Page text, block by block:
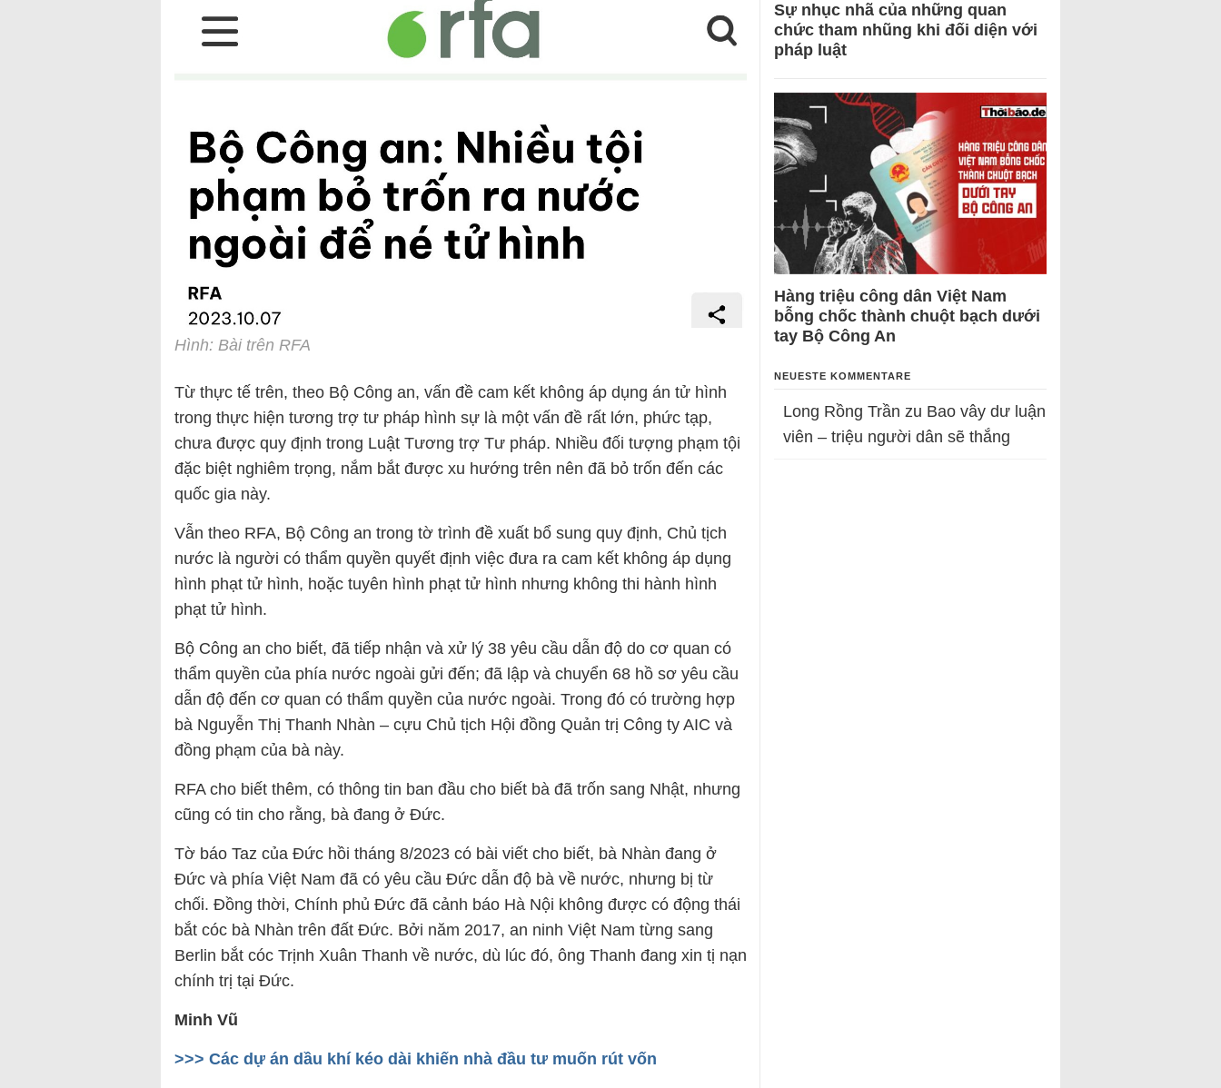
Hình: Bài trên RFA
Từ thực tế trên, theo Bộ Công an, vấn đề cam kết không áp dụng án tử hình
trong thực hiện tương trợ tư pháp hình sự là một vấn đề rất lớn, phức tạp,
chưa được quy định trong Luật Tương trợ Tư pháp. Nhiều đối tượng phạm tội
đặc biệt nghiêm trọng, nắm bắt được xu hướng trên nên đã bỏ trốn đến các
quốc gia này.
Vẫn theo RFA, Bộ Công an trong tờ trình đề xuất bổ sung quy định, Chủ tịch
nước là người có thẩm quyền quyết định việc đưa ra cam kết không áp dụng
hình phạt tử hình, hoặc tuyên hình phạt tử hình nhưng không thi hành hình
phạt tử hình.
Bộ Công an cho biết, đã tiếp nhận và xử lý 38 yêu cầu dẫn độ do cơ quan có
thẩm quyền của phía nước ngoài gửi đến; đã lập và chuyển 68 hồ sơ yêu cầu
dẫn độ đến cơ quan có thẩm quyền của nước ngoài. Trong đó có trường hợp
bà Nguyễn Thị Thanh Nhàn – cựu Chủ tịch Hội đồng Quản trị Công ty AIC và
đồng phạm của bà này.
RFA cho biết thêm, có thông tin ban đầu cho biết bà đã trốn sang Nhật, nhưng
cũng có tin cho rằng, bà đang ở Đức.
Tờ báo Taz của Đức hồi tháng 8/2023 có bài viết cho biết, bà Nhàn đang ở
Đức và phía Việt Nam đã có yêu cầu Đức dẫn độ bà về nước, nhưng bị từ
chối. Đồng thời, Chính phủ Đức đã cảnh báo Hà Nội không được có động thái
bắt cóc bà Nhàn trên đất Đức. Bởi năm 2017, an ninh Việt Nam từng sang
Berlin bắt cóc Trịnh Xuân Thanh về nước, dù lúc đó, ông Thanh đang xin tị nạn
chính trị tại Đức.
Minh Vũ
>>> Các dự án dầu khí kéo dài khiến nhà đầu tư muốn rút vốn
Sự nhục nhã của những quan
chức tham nhũng khi đối diện với
pháp luật
Hàng triệu công dân Việt Nam
bỗng chốc thành chuột bạch dưới
tay Bộ Công An
NEUESTE KOMMENTARE
Long Rồng Trần zu Bao vây dư luận
viên – triệu người dân sẽ thắng